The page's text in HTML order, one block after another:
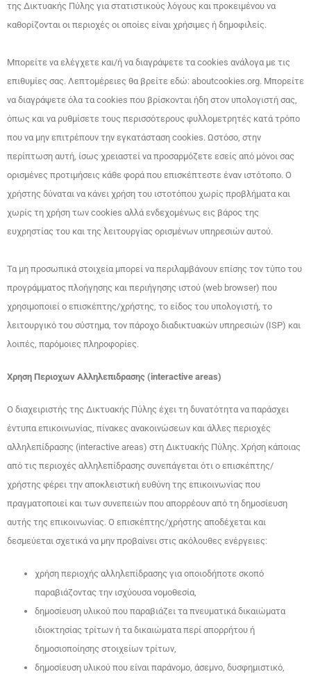
της Δικτυακής Πύλης για στατιστικούς λόγους και προκειμένου να
καθορίζονται οι περιοχές οι οποίες είναι χρήσιμες ή δημοφιλείς.
Μπορείτε να ελέγχετε και/ή να διαγράψετε τα cookies ανάλογα με τις
επιθυμίες σας. Λεπτομέρειες θα βρείτε εδώ: aboutcookies.org. Μπορείτε
να διαγράψετε όλα τα cookies που βρίσκονται ήδη στον υπολογιστή σας,
όπως και να ρυθμίσετε τους περισσότερους φυλλομετρητές κατά τρόπο
που να μην επιτρέπουν την εγκατάσταση cookies. Ωστόσο, στην
περίπτωση αυτή, ίσως χρειαστεί να προσαρμόζετε εσείς από μόνοι σας
ορισμένες προτιμήσεις κάθε φορά που επισκέπτεστε έναν ιστότοπο. Ο
χρήστης δύναται να κάνει χρήση του ιστοτόπου χωρίς προβλήματα και
χωρίς τη χρήση των cookies αλλά ενδεχομένως εις βάρος της
ευχρηστίας του και της λειτουργίας ορισμένων υπηρεσιών αυτού.
Τα μη προσωπικά στοιχεία μπορεί να περιλαμβάνουν επίσης τον τύπο του
προγράμματος πλοήγησης και περιήγησης ιστού (web browser) που
χρησιμοποιεί ο επισκέπτης/χρήστης, το είδος του υπολογιστή, το
λειτουργικό του σύστημα, τον πάροχο διαδικτυακών υπηρεσιών (ISP) και
λοιπές, παρόμοιες πληροφορίες.
Χρηση Περιοχων Αλληλεπιδρασης (interactive areas)
Ο διαχειριστής της Δικτυακής Πύλης έχει τη δυνατότητα να παράσχει
έντυπα επικοινωνίας, πίνακες ανακοινώσεων και άλλες περιοχές
αλληλεπίδρασης (interactive areas) στη Δικτυακής Πύλης. Χρήση κάποιας
από τις περιοχές αλληλεπίδρασης συνεπάγεται ότι ο επισκέπτης/
χρήστης φέρει την αποκλειστική ευθύνη της επικοινωνίας που
πραγματοποιεί και των συνεπειών που απορρέουν από τη δημοσίευση
αυτής της επικοινωνίας. Ο επισκέπτης/χρήστης αποδέχεται και
δεσμεύεται σχετικά να μην προβαίνει στις ακόλουθες ενέργειες:
χρήση περιοχής αλληλεπίδρασης για οποιοδήποτε σκοπό
παραβιάζοντας την ισχύουσα νομοθεσία,
δημοσίευση υλικού που παραβιάζει τα πνευματικά δικαιώματα
ιδιοκτησίας τρίτων ή τα δικαιώματα περί απορρήτου ή
δημοσιοποίησης στοιχείων τρίτων,
δημοσίευση υλικού που είναι παράνομο, άσεμνο, δυσφημιστικό,